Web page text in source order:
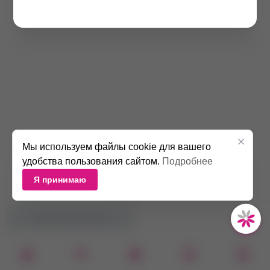
Мы используем файлы cookie для вашего
удобства пользования сайтом. Подробнее
Я принимаю